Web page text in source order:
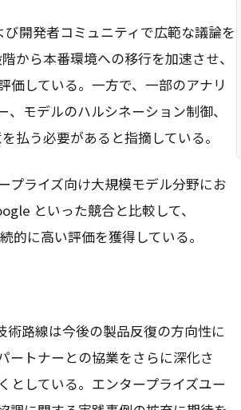
開発者コミュニティで広範な議論を
から本番環境への移行を加速させ、
価している。一方で、一部のアナリ
モデルのハルシネーション制御、
払う必要があると指摘している。
ライズ向け大規模モデル分野にお
といった競合と比較して、
に高い評価を獲得している。
路線は今後の製品反復の方向性に
トナーとの協業をさらに深化さ
としている。エンタープライズユー